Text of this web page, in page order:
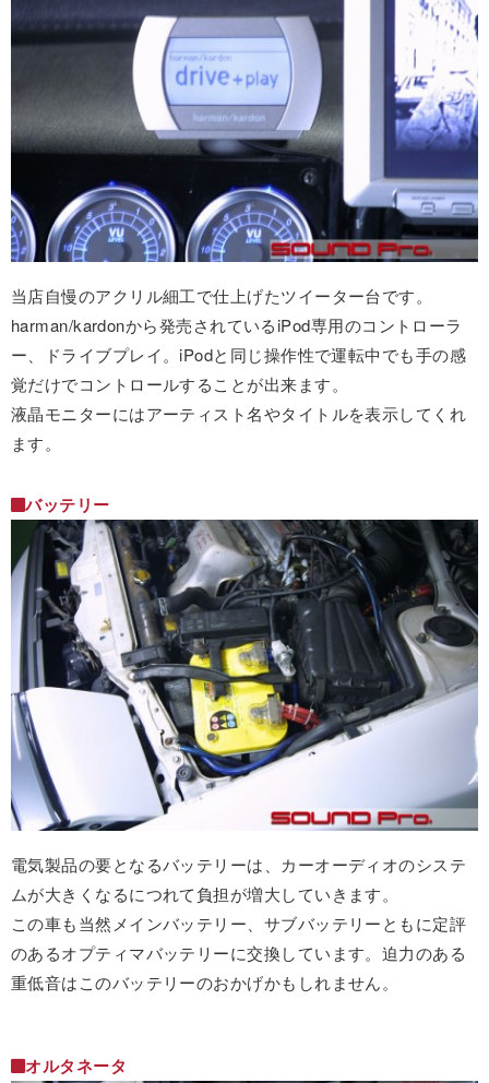
当店自慢のアクリル細工で仕上げたツイーター台です。
harman/kardonから発売されているiPod専用のコントローラ
ー、ドライブプレイ。iPodと同じ操作性で運転中でも手の感
覚だけでコントロールすることが出来ます。
液晶モニターにはアーティスト名やタイトルを表示してくれ
ます。
バッテリー
電気製品の要となるバッテリーは、カーオーディオのシステ
ムが大きくなるにつれて負担が増大していきます。
この車も当然メインバッテリー、サブバッテリーともに定評
のあるオプティマバッテリーに交換しています。迫力のある
重低音はこのバッテリーのおかげかもしれません。
オルタネータ